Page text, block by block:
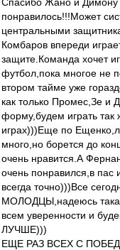
понравилось!!!Может
центральными
Комбаров впереди
защите.Команда хочет
футбол,пока многое не
втором тайме уже
как только Промес,Зе и
форму,будем играть так
играх)))Еще по
много,но борется до
очень нравится.А
очень понравился,в пас
всегда точно)))Все
МОЛОДЦЫ,надеюсь
всем уверенности и
ЛУЧШЕ)))
ЕЩЕ РАЗ ВСЕХ С